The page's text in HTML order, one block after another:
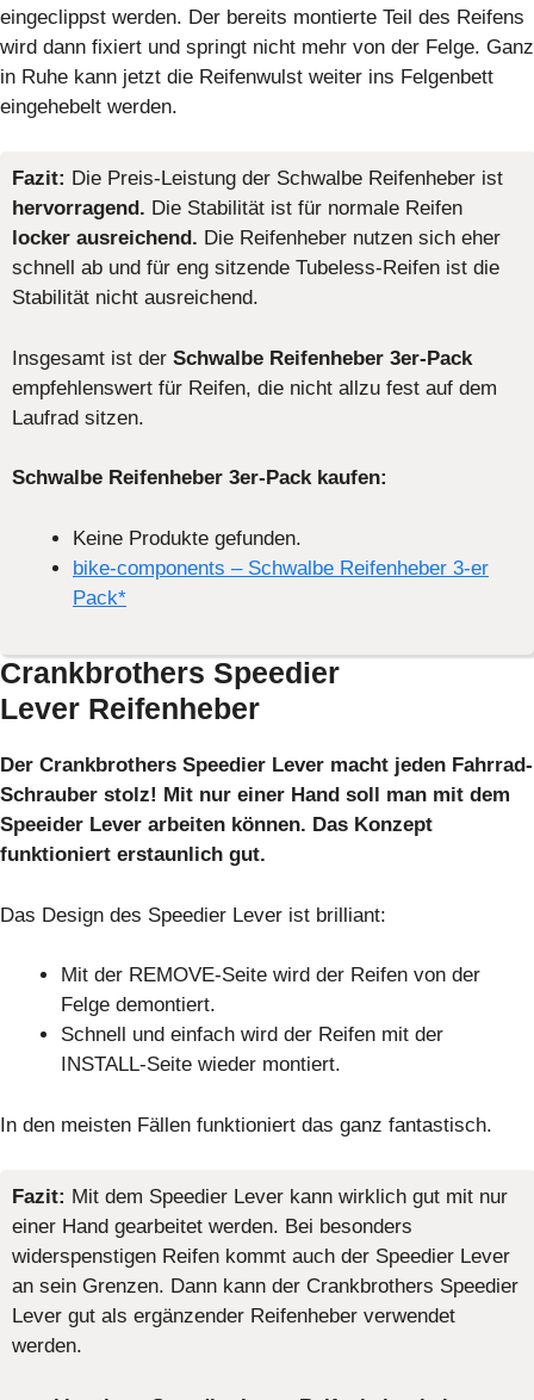
eingeclippst werden. Der bereits montierte Teil des Reifens
wird dann fixiert und springt nicht mehr von der Felge. Ganz
in Ruhe kann jetzt die Reifenwulst weiter ins Felgenbett
eingehebelt werden.
Fazit: Die Preis-Leistung der Schwalbe Reifenheber ist
hervorragend. Die Stabilität ist für normale Reifen
locker ausreichend. Die Reifenheber nutzen sich eher
schnell ab und für eng sitzende Tubeless-Reifen ist die
Stabilität nicht ausreichend.
Insgesamt ist der Schwalbe Reifenheber 3er-Pack
empfehlenswert für Reifen, die nicht allzu fest auf dem
Laufrad sitzen.
Schwalbe Reifenheber 3er-Pack kaufen:
Keine Produkte gefunden.
bike-components – Schwalbe Reifenheber 3-er
Pack*
Crankbrothers Speedier
Lever Reifenheber
Der Crankbrothers Speedier Lever macht jeden Fahrrad-
Schrauber stolz! Mit nur einer Hand soll man mit dem
Speeider Lever arbeiten können. Das Konzept
funktioniert erstaunlich gut.
Das Design des Speedier Lever ist brilliant:
Mit der REMOVE-Seite wird der Reifen von der
Felge demontiert.
Schnell und einfach wird der Reifen mit der
INSTALL-Seite wieder montiert.
In den meisten Fällen funktioniert das ganz fantastisch.
Fazit: Mit dem Speedier Lever kann wirklich gut mit nur
einer Hand gearbeitet werden. Bei besonders
widerspenstigen Reifen kommt auch der Speedier Lever
an sein Grenzen. Dann kann der Crankbrothers Speedier
Lever gut als ergänzender Reifenheber verwendet
werden.